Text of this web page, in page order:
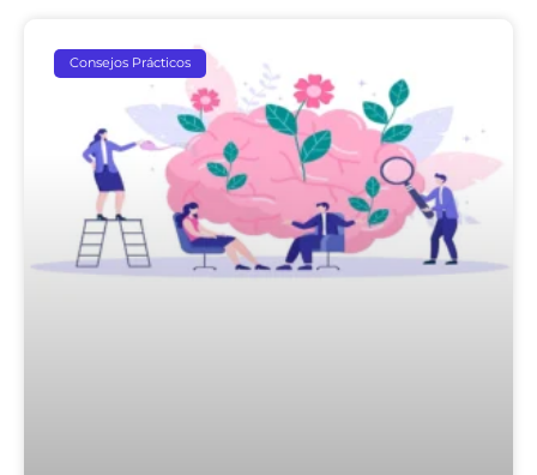
Consejos Prácticos